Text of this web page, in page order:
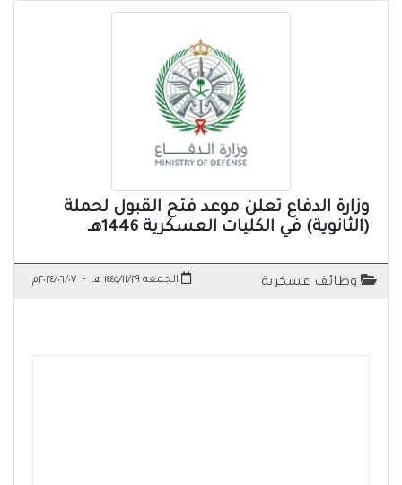
وزارة الدفاع تعلن موعد فتح القبول لحملة
(الثانوية) في الكليات العسكرية 1446هـ
وظائف عسكرية الجمعه ١٤٤٥/١١/٢٩ هـ - ٢٠٢٤/٠٦/٠٧م